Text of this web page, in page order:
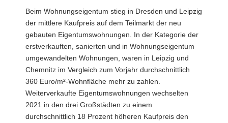
Beim Wohnungseigentum stieg in Dresden und Leipzig
der mittlere Kaufpreis auf dem Teilmarkt der neu
gebauten Eigentumswohnungen. In der Kategorie der
erstverkauften, sanierten und in Wohnungseigentum
umgewandelten Wohnungen, waren in Leipzig und
Chemnitz im Vergleich zum Vorjahr durchschnittlich
360 Euro/m²-Wohnfläche mehr zu zahlen.
Weiterverkaufte Eigentumswohnungen wechselten
2021 in den drei Großstädten zu einem
durchschnittlich 18 Prozent höheren Kaufpreis den